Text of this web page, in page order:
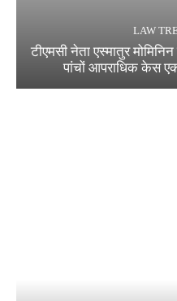
LAW
टीएमसी नेता एस्मातुर
पांचों आपराधिक केस